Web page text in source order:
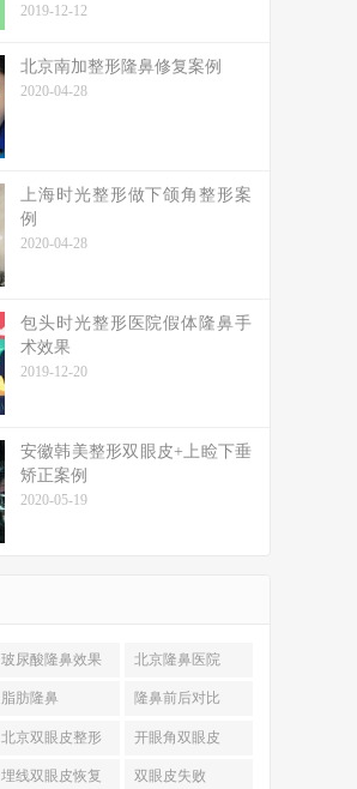
2019-12-12
北京南加整形隆鼻修复案例
2020-04-28
上海时光整形做下颌角整形案
例
2020-04-28
包头时光整形医院假体隆鼻手
术效果
2019-12-20
安徽韩美整形双眼皮+上睑下垂
矫正案例
2020-05-19
玻尿酸隆鼻效果 北京隆鼻医院
脂肪隆鼻 隆鼻前后对比
北京双眼皮整形 开眼角双眼皮
埋线双眼皮恢复 双眼皮失败